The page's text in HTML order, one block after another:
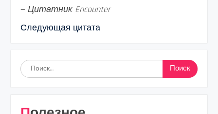
— Цитатник Encounter
Следующая цитата
Найти: